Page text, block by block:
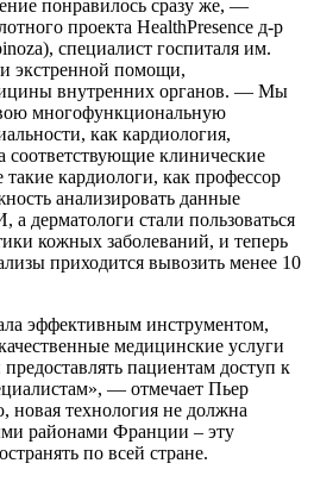
понравилось сразу же, —
проекта HealthPresence д-р
специалист госпиталя им.
экстренной помощи,
внутренних органов. — Мы
многофункциональную
как кардиология,
соответствующие клинические
такие кардиологи, как профессор
анализировать данные
дерматологи стали пользоваться
кожных заболеваний, и теперь
приходится вывозить менее 10
инструментом,
медицинские услуги
пациентам доступ к
— отмечает Пьер
технология не должна
районами Франции – эту
по всей стране.